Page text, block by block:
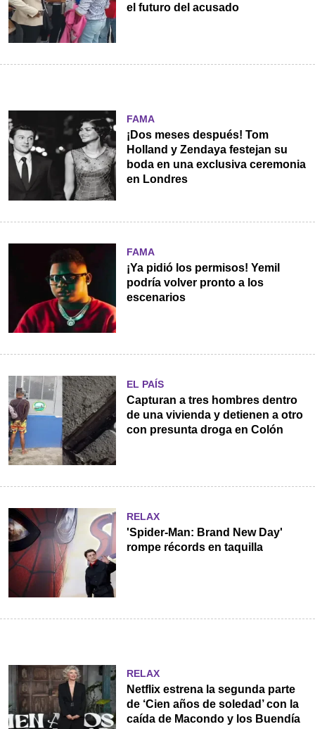
el futuro del acusado
FAMA
¡Dos meses después! Tom
Holland y Zendaya festejan su
boda en una exclusiva ceremonia
en Londres
FAMA
¡Ya pidió los permisos! Yemil
podría volver pronto a los
escenarios
EL PAÍS
Capturan a tres hombres dentro
de una vivienda y detienen a otro
con presunta droga en Colón
RELAX
'Spider-Man: Brand New Day'
rompe récords en taquilla
RELAX
Netflix estrena la segunda parte
de ‘Cien años de soledad’ con la
caída de Macondo y los Buendía